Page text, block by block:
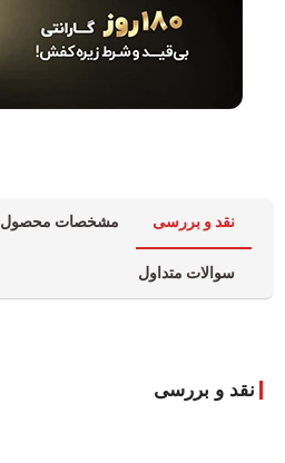
نقد و بررسی مشخصات محصول
سوالات متداول
نقد و بررسی